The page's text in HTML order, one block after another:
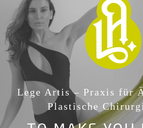
Lege Artis – Praxis für
Plastische